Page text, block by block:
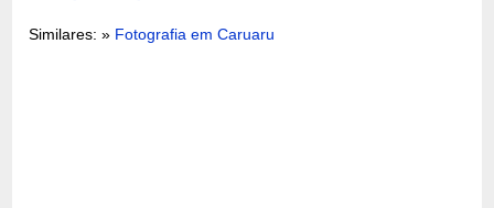
Similares: » Fotografia em Caruaru